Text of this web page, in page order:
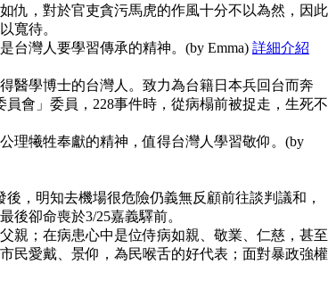
仇，對於官吏貪污馬虎的作風十分不以為然，因此
寬待。
台灣人要學習傳承的精神。(by Emma) 詳細介紹
醫學博士的台灣人。致力為台籍日本兵回台而奔
會」委員，228事件時，從病榻前被捉走，生死不
理犧牲奉獻的精神，值得台灣人學習敬仰。(by
，明知去機場很危險仍義無反顧前往談判議和，
後卻命喪於3/25嘉義驛前。
親；在病患心中是位侍病如親、敬業、仁慈，甚至
民愛戴、景仰，為民喉舌的好代表；面對暴政強權